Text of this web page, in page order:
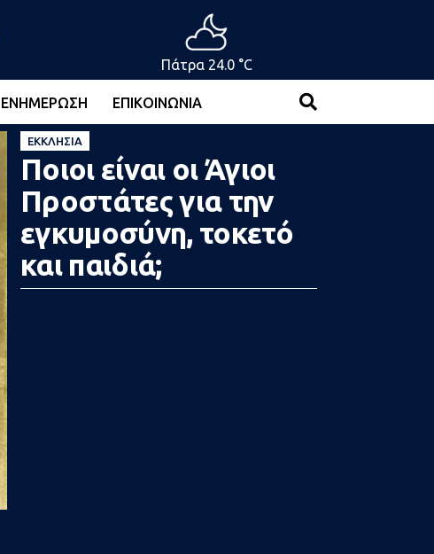
Πάτρα 24.0 °C
ΕΝΗΜΈΡΩΣΗ ΕΠΙΚΟΙΝΩΝΊΑ
ΕΚΚΛΗΣΊΑ
Ποιοι είναι οι Άγιοι
Προστάτες για την
εγκυμοσύνη, τοκετό
και παιδιά;